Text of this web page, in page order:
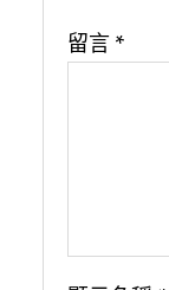
留言 *